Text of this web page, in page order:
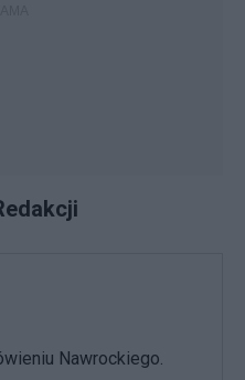
Nawrockiego.